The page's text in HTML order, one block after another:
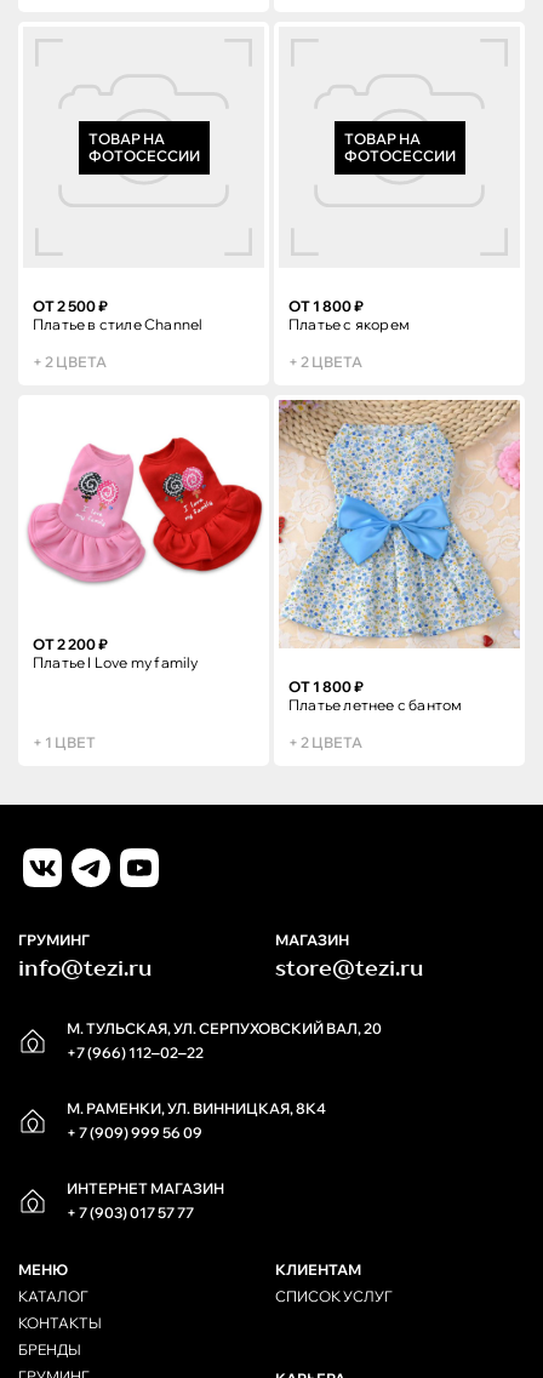
ТОВАР НА
ФОТОСЕССИИ
ОТ 2 500 ₽
Платье в стиле Channel
+ 2 ЦВЕТА
ТОВАР НА
ФОТОСЕССИИ
ОТ 1 800 ₽
Платье с якорем
+ 2 ЦВЕТА
ОТ 2 200 ₽
Платье I Love my family
+ 1 ЦВЕТ
ОТ 1 800 ₽
Платье летнее с бантом
+ 2 ЦВЕТА
М. ТУЛЬСКАЯ, УЛ. СЕРПУХОВСКИЙ ВАЛ, 20
+7 (966) 112‒02‒22
М. РАМЕНКИ, УЛ. ВИННИЦКАЯ, 8К4
+ 7 (909) 999 56 09
ИНТЕРНЕТ МАГАЗИН
+ 7 (903) 017 57 77
ГРУМИНГ
info@tezi.ru
МАГАЗИН
store@tezi.ru
МЕНЮ
КАТАЛОГ
КОНТАКТЫ
БРЕНДЫ
КЛИЕНТАМ
СПИСОК УСЛУГ